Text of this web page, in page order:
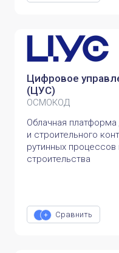
Цифровое
(ЦУС)
ОСМОКОД
Облачная платформа
и строительного
рутинных процессов
строительства
Сравнить